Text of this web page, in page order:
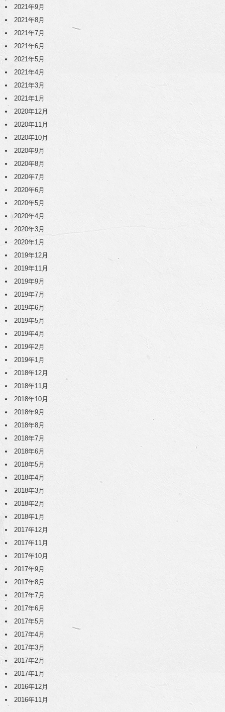
2021年9月
2021年8月
2021年7月
2021年6月
2021年5月
2021年4月
2021年3月
2021年1月
2020年12月
2020年11月
2020年10月
2020年9月
2020年8月
2020年7月
2020年6月
2020年5月
2020年4月
2020年3月
2020年1月
2019年12月
2019年11月
2019年9月
2019年7月
2019年6月
2019年5月
2019年4月
2019年2月
2019年1月
2018年12月
2018年11月
2018年10月
2018年9月
2018年8月
2018年7月
2018年6月
2018年5月
2018年4月
2018年3月
2018年2月
2018年1月
2017年12月
2017年11月
2017年10月
2017年9月
2017年8月
2017年7月
2017年6月
2017年5月
2017年4月
2017年3月
2017年2月
2017年1月
2016年12月
2016年11月